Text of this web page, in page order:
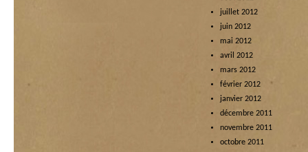
juillet 2012
juin 2012
mai 2012
avril 2012
mars 2012
février 2012
janvier 2012
décembre 2011
novembre 2011
octobre 2011